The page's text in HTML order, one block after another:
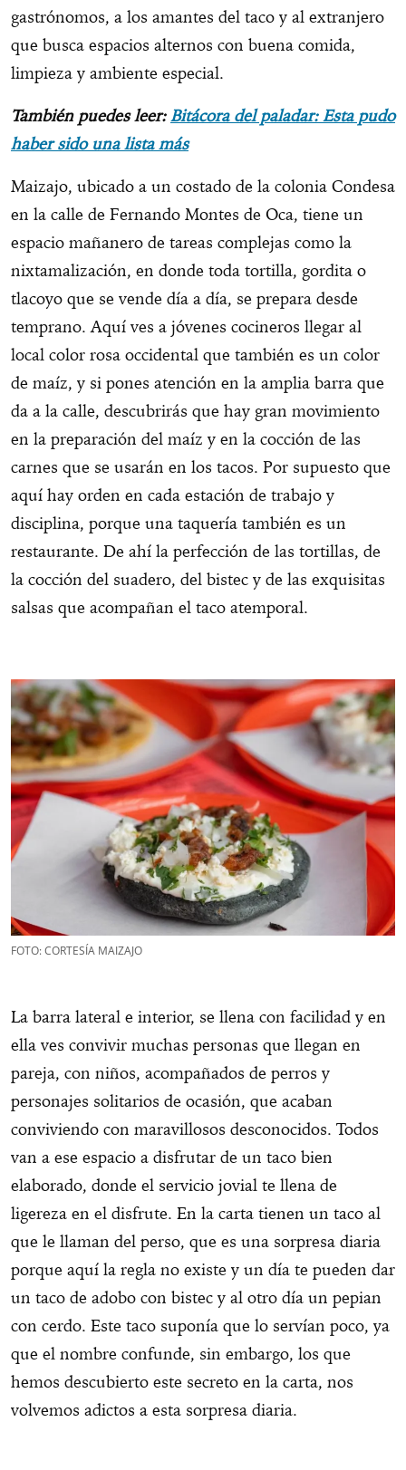
gastrónomos, a los amantes del taco y al extranjero
que busca espacios alternos con buena comida,
limpieza y ambiente especial.
También puedes leer:Bitácora del paladar: Esta pudo
haber sido una lista más
Maizajo, ubicado a un costado de la colonia Condesa
en la calle de Fernando Montes de Oca, tiene un
espacio mañanero de tareas complejas como la
nixtamalización, en donde toda tortilla, gordita o
tlacoyo que se vende día a día, se prepara desde
temprano. Aquí ves a jóvenes cocineros llegar al
local color rosa occidental que también es un color
de maíz, y si pones atención en la amplia barra que
da a la calle, descubrirás que hay gran movimiento
en la preparación del maíz y en la cocción de las
carnes que se usarán en los tacos. Por supuesto que
aquí hay orden en cada estación de trabajo y
disciplina, porque una taquería también es un
restaurante. De ahí la perfección de las tortillas, de
la cocción del suadero, del bistec y de las exquisitas
salsas que acompañan el taco atemporal.
FOTO: CORTESÍA MAIZAJO
La barra lateral e interior, se llena con facilidad y en
ella ves convivir muchas personas que llegan en
pareja, con niños, acompañados de perros y
personajes solitarios de ocasión, que acaban
conviviendo con maravillosos desconocidos. Todos
van a ese espacio a disfrutar de un taco bien
elaborado, donde el servicio jovial te llena de
ligereza en el disfrute. En la carta tienen un taco al
que le llaman del perso, que es una sorpresa diaria
porque aquí la regla no existe y un día te pueden dar
un taco de adobo con bistec y al otro día un pepian
con cerdo. Este taco suponía que lo servían poco, ya
que el nombre confunde, sin embargo, los que
hemos descubierto este secreto en la carta, nos
volvemos adictos a esta sorpresa diaria.